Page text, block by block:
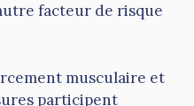
facteur de risque
musculaire et
participent